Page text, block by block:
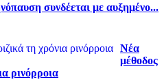
συνδέεται με αυξημένο...
Νέα
μέθοδος
ρινόρροια